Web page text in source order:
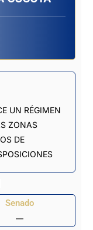
UN RÉGIMEN
ZONAS
DE
Senado
—